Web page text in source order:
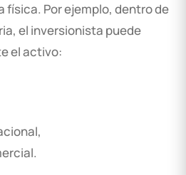
física. Por ejemplo, dentro de
el inversionista puede
el activo: